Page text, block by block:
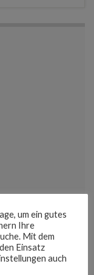
um ein gutes
Ihre
Mit dem
Einsatz
auch